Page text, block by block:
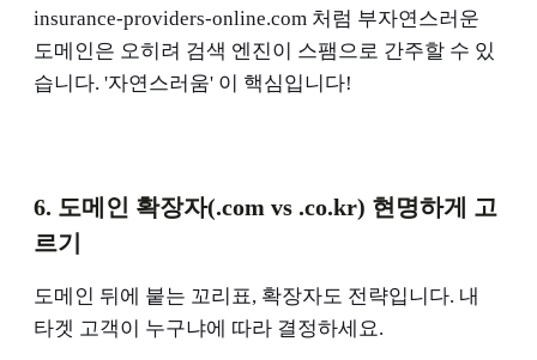
insurance-providers-online.com 처럼 부자연스러운
도메인은 오히려 검색 엔진이 스팸으로 간주할 수 있
습니다. '자연스러움' 이 핵심입니다!
6. 도메인 확장자(.com vs .co.kr) 현명하게 고
르기
도메인 뒤에 붙는 꼬리표, 확장자도 전략입니다. 내
타겟 고객이 누구냐에 따라 결정하세요.